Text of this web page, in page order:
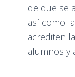
de que se
así como
acrediten
alumnos y